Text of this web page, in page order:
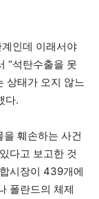
인데 이래서야
“석탄수출을 못
상태가 오지 않느
다.
훼손하는 사건
다고 보고한 것
시장이 439개에
폴란드의 체제